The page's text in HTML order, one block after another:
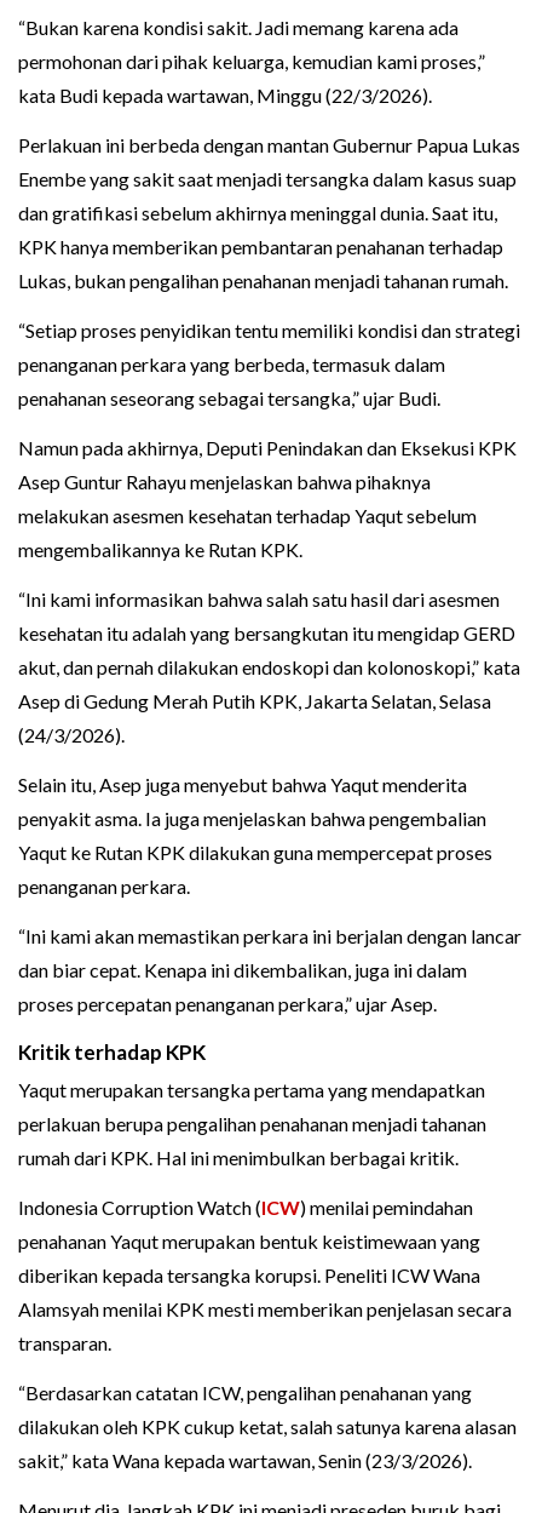
“Bukan karena kondisi sakit. Jadi memang karena ada
permohonan dari pihak keluarga, kemudian kami proses,”
kata Budi kepada wartawan, Minggu (22/3/2026).
Perlakuan ini berbeda dengan mantan Gubernur Papua Lukas
Enembe yang sakit saat menjadi tersangka dalam kasus suap
dan gratifikasi sebelum akhirnya meninggal dunia. Saat itu,
KPK hanya memberikan pembantaran penahanan terhadap
Lukas, bukan pengalihan penahanan menjadi tahanan rumah.
“Setiap proses penyidikan tentu memiliki kondisi dan strategi
penanganan perkara yang berbeda, termasuk dalam
penahanan seseorang sebagai tersangka,” ujar Budi.
Namun pada akhirnya, Deputi Penindakan dan Eksekusi KPK
Asep Guntur Rahayu menjelaskan bahwa pihaknya
melakukan asesmen kesehatan terhadap Yaqut sebelum
mengembalikannya ke Rutan KPK.
“Ini kami informasikan bahwa salah satu hasil dari asesmen
kesehatan itu adalah yang bersangkutan itu mengidap GERD
akut, dan pernah dilakukan endoskopi dan kolonoskopi,” kata
Asep di Gedung Merah Putih KPK, Jakarta Selatan, Selasa
(24/3/2026).
Selain itu, Asep juga menyebut bahwa Yaqut menderita
penyakit asma. Ia juga menjelaskan bahwa pengembalian
Yaqut ke Rutan KPK dilakukan guna mempercepat proses
penanganan perkara.
“Ini kami akan memastikan perkara ini berjalan dengan lancar
dan biar cepat. Kenapa ini dikembalikan, juga ini dalam
proses percepatan penanganan perkara,” ujar Asep.
Kritik terhadap KPK
Yaqut merupakan tersangka pertama yang mendapatkan
perlakuan berupa pengalihan penahanan menjadi tahanan
rumah dari KPK. Hal ini menimbulkan berbagai kritik.
Indonesia Corruption Watch (ICW) menilai pemindahan
penahanan Yaqut merupakan bentuk keistimewaan yang
diberikan kepada tersangka korupsi. Peneliti ICW Wana
Alamsyah menilai KPK mesti memberikan penjelasan secara
transparan.
“Berdasarkan catatan ICW, pengalihan penahanan yang
dilakukan oleh KPK cukup ketat, salah satunya karena alasan
sakit,” kata Wana kepada wartawan, Senin (23/3/2026).